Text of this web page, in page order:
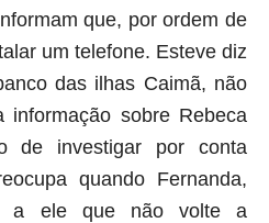
que, por ordem de
um telefone. Esteve diz
das ilhas Caimã, não
informação sobre Rebeca
de investigar por conta
quando Fernanda,
a ele que não volte a